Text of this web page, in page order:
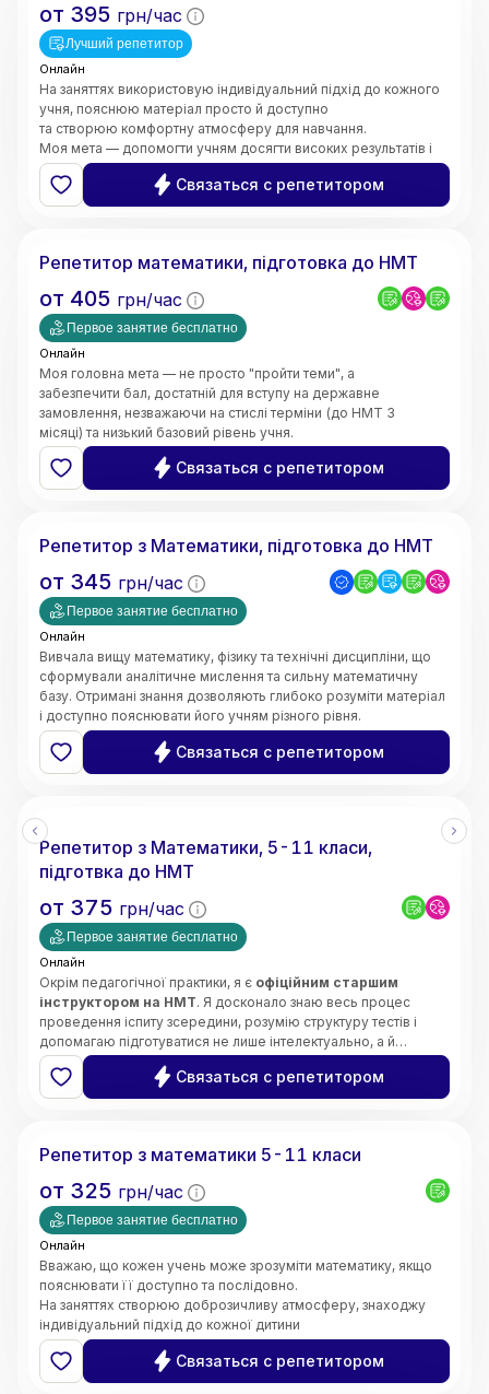
от 395 грн/час
Лучший репетитор
Онлайн
На заняттях використовую індивідуальний підхід до кожного
учня, пояснюю матеріал просто й доступно
та створюю комфортну атмосферу для навчання.
Моя мета — допомогти учням досягти високих результатів і
зробити процес навчання цікавим та ефективним.
Связаться с репетитором
Репетитор математики, підготовка до НМТ
от 405 грн/час
Первое занятие бесплатно
Онлайн
Моя головна мета — не просто "пройти теми", а
забезпечити бал, достатній для вступу на державне
замовлення, незважаючи на стислі терміни (до НМТ 3
місяці) та низький базовий рівень учня.
Швидке відновлення бази знань;
Связаться с репетитором
Репетитор з Математики, підготовка до НМТ
от 345 грн/час
Первое занятие бесплатно
Онлайн
Вивчала вищу математику, фізику та технічні дисципліни, що
сформували аналітичне мислення та сильну математичну
базу. Отримані знання дозволяють глибоко розуміти матеріал
і доступно пояснювати його учням різного рівня.
• Чітке та доступне пояснення складних тем
• Системний та структурований підхід до навчання
• Індивідуальний підхід до кожного учня
дошки)
• Орієнтація на результат і прогрес учнів
Связаться с репетитором
Репетитор з Математики, 5-11 класи,
підготвка до НМТ
от 375 грн/час
Первое занятие бесплатно
Онлайн
Окрім педагогічної практики, я є офіційним старшим
інструктором на НМТ. Я досконало знаю весь процес
проведення іспиту зсередини, розумію структуру тестів і
допомагаю підготуватися не лише інтелектуально, а й
психологічно — без страху та паніки.
Щиро люблю свій предмет і люблю своїх учнів. Моє головне
завдання —
зробити все важке, складне та страшне в
математиці легким, простим і зрозумілим для вашої
роками системою:
Приклади(наочний розбір) ➡️
(до
повної впевненості учня).
Связаться с репетитором
Репетитор з математики 5-11 класи
от 325 грн/час
Первое занятие бесплатно
Онлайн
Вважаю, що кожен учень може зрозуміти математику, якщо
пояснювати її доступно та послідовно.
На заняттях створюю доброзичливу атмосферу, знаходжу
індивідуальний підхід до кожної дитини
та пояснюю навіть складні теми простими словами. Моє
завдання — не лише допомогти отримати високі оцінки,
а й сформувати логічне мислення, впевненість у власних
Связаться с репетитором